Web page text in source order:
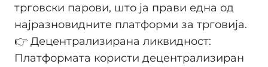
трговски парови, што ја прави една од
најразновидните платформи за трговија.
👉 Децентрализирана ликвидност:
Платформата користи децентрализиран